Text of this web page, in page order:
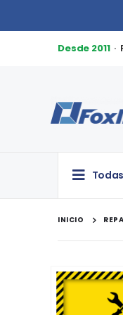
Desde 2011·
INICIO
Saltar
al
final